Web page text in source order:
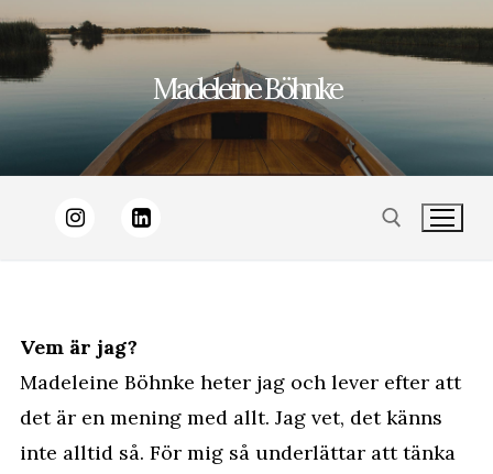
Hoppa
till
innehåll
Madeleine Böhnke
Vem är jag?
Madeleine Böhnke heter jag och lever efter att
det är en mening med allt. Jag vet, det känns
inte alltid så. För mig så underlättar att tänka